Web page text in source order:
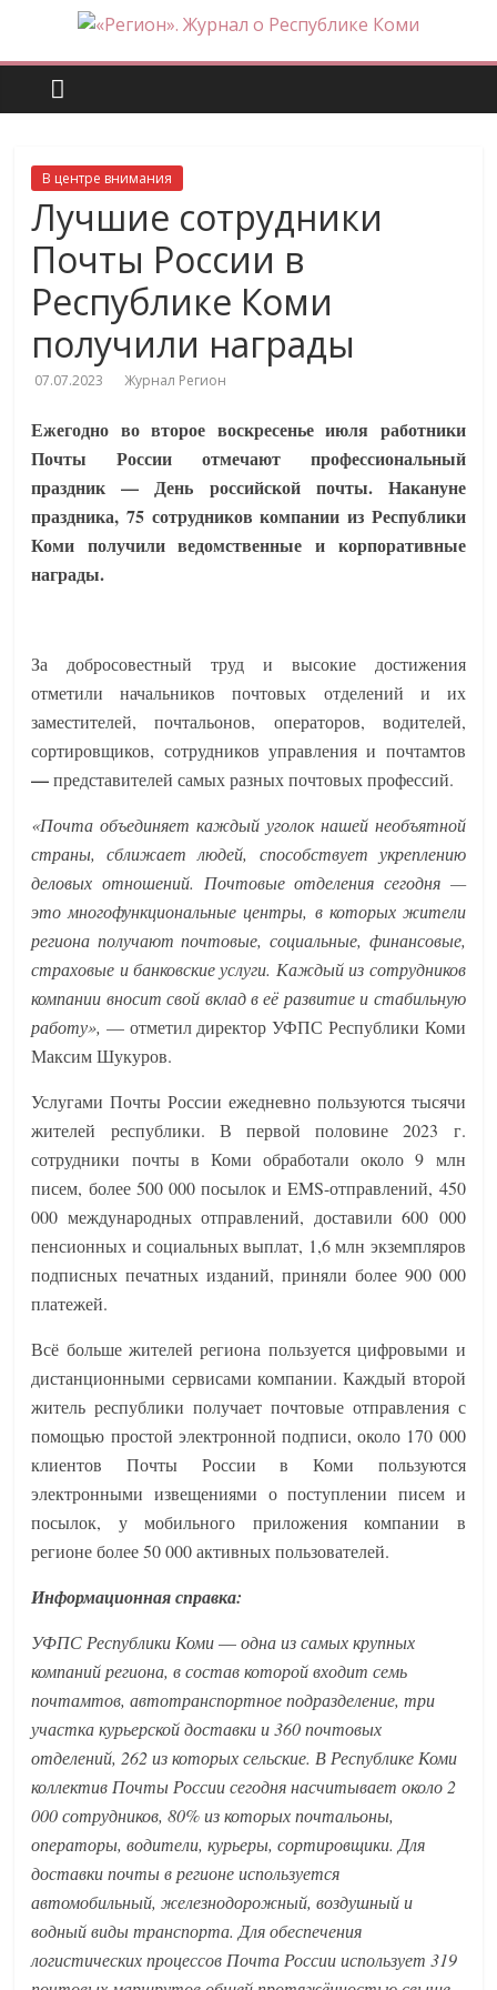
content
«Регион».
Журнал
о
Республике
Коми
В центре внимания
Лучшие сотрудники
Почты России в
Республике Коми
получили награды
07.07.2023 Журнал Регион
Ежегодно во второе воскресенье июля работники
Почты России отмечают профессиональный
праздник — День российской почты. Накануне
праздника, 75 сотрудников компании из Республики
Коми получили ведомственные и корпоративные
награды.
За добросовестный труд и высокие достижения
отметили начальников почтовых отделений и их
заместителей, почтальонов, операторов, водителей,
сортировщиков, сотрудников управления и почтамтов
—представителей самых разных почтовых профессий.
«Почта объединяет каждый уголок нашей необъятной
страны, сближает людей, способствует укреплению
деловых отношений. Почтовые отделения сегодня —
это многофункциональные центры, в которых жители
региона получают почтовые, социальные, финансовые,
страховые и банковские услуги. Каждый из сотрудников
компании вносит свой вклад в её развитие и стабильную
работу»,— отметил директор УФПС Республики Коми
Максим Шукуров.
Услугами Почты России ежедневно пользуются тысячи
жителей республики. В первой половине 2023 г.
сотрудники почты в Коми обработали около 9 млн
писем, более 500 000 посылок и EMS-отправлений, 450
000 международных отправлений, доставили 600 000
пенсионных и социальных выплат, 1,6 млн экземпляров
подписных печатных изданий, приняли более 900 000
платежей.
Всё больше жителей региона пользуется цифровыми и
дистанционными сервисами компании. Каждый второй
житель республики получает почтовые отправления с
помощью простой электронной подписи, около 170 000
клиентов Почты России в Коми пользуются
электронными извещениями о поступлении писем и
посылок, у мобильного приложения компании в
регионе более 50 000 активных пользователей.
Информационная справка:
УФПС Республики Коми—одна из самых крупных
компаний региона, в состав которой входит семь
почтамтов, автотранспортное подразделение, три
участка курьерской доставки и 360 почтовых
отделений, 262 из которых сельские. В Республике Коми
коллектив Почты России сегодня насчитывает около 2
000 сотрудников, 80% из которых почтальоны,
операторы, водители, курьеры, сортировщики. Для
доставки почты в регионе используется
автомобильный, железнодорожный, воздушный и
водный виды транспорта. Для обеспечения
логистических процессов Почта России использует 319